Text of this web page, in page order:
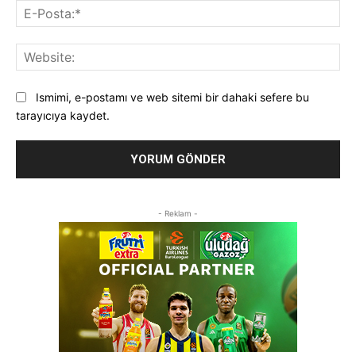
Ismimi, e-postamı ve web sitemi bir dahaki sefere bu
tarayıcıya kaydet.
- Reklam -